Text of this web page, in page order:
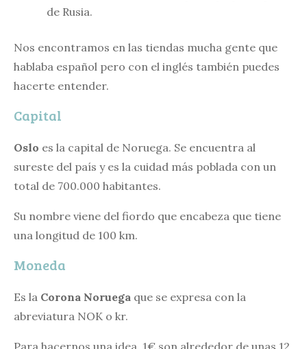
de Rusia.
Nos encontramos en las tiendas mucha gente que
hablaba español pero con el inglés también puedes
hacerte entender.
Capital
Oslo es la capital de Noruega. Se encuentra al
sureste del país y es la cuidad más poblada con un
total de 700.000 habitantes.
Su nombre viene del fiordo que encabeza que tiene
una longitud de 100 km.
Moneda
Es la Corona Noruega que se expresa con la
abreviatura NOK o kr.
Para hacernos una idea, 1€ son alrededor de unas 12